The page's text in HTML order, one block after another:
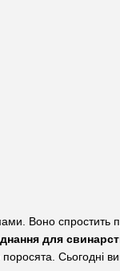
Воно спростить
для
Сьогодні